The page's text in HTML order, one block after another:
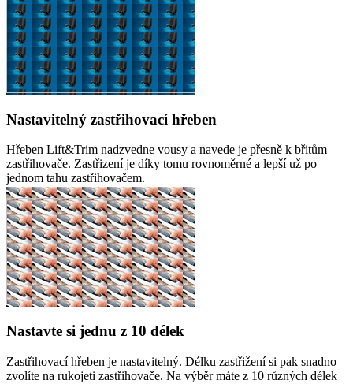
Nastavitelný zastřihovací hřeben
Hřeben Lift&Trim nadzvedne vousy a navede je přesně k břitům
zastřihovače. Zastřizení je díky tomu rovnoměrné a lepší už po
jednom tahu zastřihovačem.
Nastavte si jednu z 10 délek
Zastřihovací hřeben je nastavitelný. Délku zastřižení si pak snadno
zvolíte na rukojeti zastřihovače. Na výběr máte z 10 různých délek